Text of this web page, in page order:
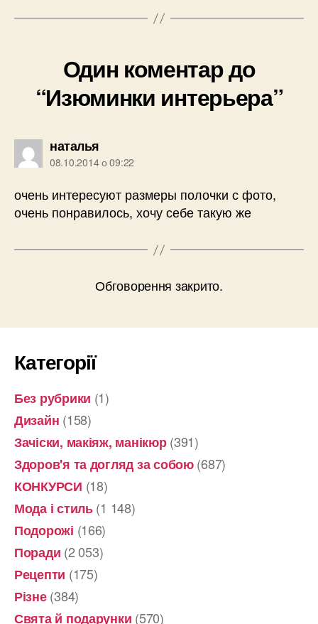
Один коментар до
“Изюминки интерьера”
натальяговорить:
08.10.2014 о 09:22
очень интересуют размеры полочки с фото,
очень понравилось, хочу себе такую же
Обговорення закрито.
Категорії
Без рубрики (1)
Дизайн (158)
Зачіски, макіяж, манікюр(391)
Здоров'я та догляд за собою(687)
КОНКУРСИ (18)
Мода і стиль(1 148)
Подорожі (166)
Поради (2 053)
Рецепти (175)
Різне(384)
Свята й подарунки (570)